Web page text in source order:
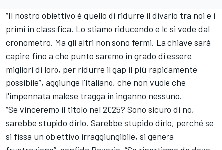
“Il nostro obiettivo è quello di ridurre il divario tra noi e i
primi in classifica. Lo stiamo riducendo e lo si vede dal
cronometro. Ma gli altri non sono fermi. La chiave sarà
capire fino a che punto saremo in grado di essere
migliori di loro, per ridurre il gap il più rapidamente
possibile”, aggiunge l'italiano, che non vuole che
l'impennata malese tragga in inganno nessuno.
“Se vinceremo il titolo nel 2025? Sono sicuro di no,
sarebbe stupido dirlo. Sarebbe stupido dirlo, perché se
si fissa un obiettivo irraggiungibile, si genera